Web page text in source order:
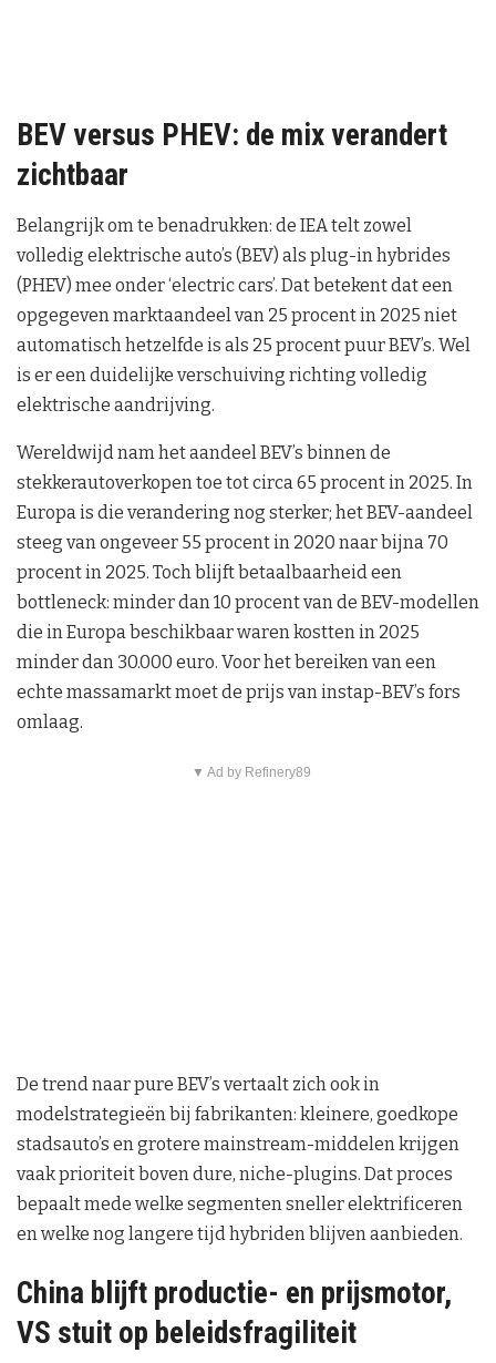
BEV versus PHEV: de mix verandert
zichtbaar
Belangrijk om te benadrukken: de IEA telt zowel
volledig elektrische auto’s (BEV) als plug-in hybrides
(PHEV) mee onder ‘electric cars’. Dat betekent dat een
opgegeven marktaandeel van 25 procent in 2025 niet
automatisch hetzelfde is als 25 procent puur BEV’s. Wel
is er een duidelijke verschuiving richting volledig
elektrische aandrijving.
Wereldwijd nam het aandeel BEV’s binnen de
stekkerautoverkopen toe tot circa 65 procent in 2025. In
Europa is die verandering nog sterker; het BEV-aandeel
steeg van ongeveer 55 procent in 2020 naar bijna 70
procent in 2025. Toch blijft betaalbaarheid een
bottleneck: minder dan 10 procent van de BEV-modellen
die in Europa beschikbaar waren kostten in 2025
minder dan 30.000 euro. Voor het bereiken van een
echte massamarkt moet de prijs van instap-BEV’s fors
omlaag.
▼ Ad by Refinery89
De trend naar pure BEV’s vertaalt zich ook in
modelstrategieën bij fabrikanten: kleinere, goedkope
stadsauto’s en grotere mainstream-middelen krijgen
vaak prioriteit boven dure, niche-plugins. Dat proces
bepaalt mede welke segmenten sneller elektrificeren
en welke nog langere tijd hybriden blijven aanbieden.
China blijft productie- en prijsmotor,
VS stuit op beleidsfragiliteit